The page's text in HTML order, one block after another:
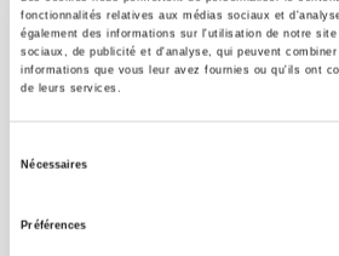
fonctionnalités relatives aux médias sociaux et
également des informations sur l'utilisation de notre
sociaux, de publicité et d'analyse, qui peuvent
informations que vous leur avez fournies ou qu'ils ont
de leurs services.
Nécessaires
Préférences
CONTACTS
FOREIGN RIGHTS
POUR LES LIBRAIRES
CONDITIONS GÉNÉRALES